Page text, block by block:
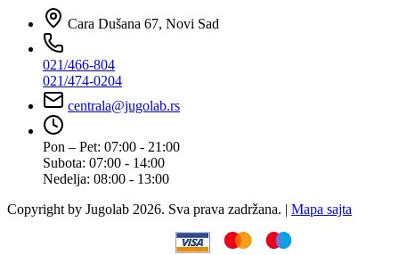
Cara Dušana 67, Novi Sad
021/466-804
021/474-0204
centrala@jugolab.rs
Pon – Pet: 07:00 - 21:00
Subota: 07:00 - 14:00
Nedelja: 08:00 - 13:00
Copyright by Jugolab 2026. Sva prava zadržana. | Mapa sajta